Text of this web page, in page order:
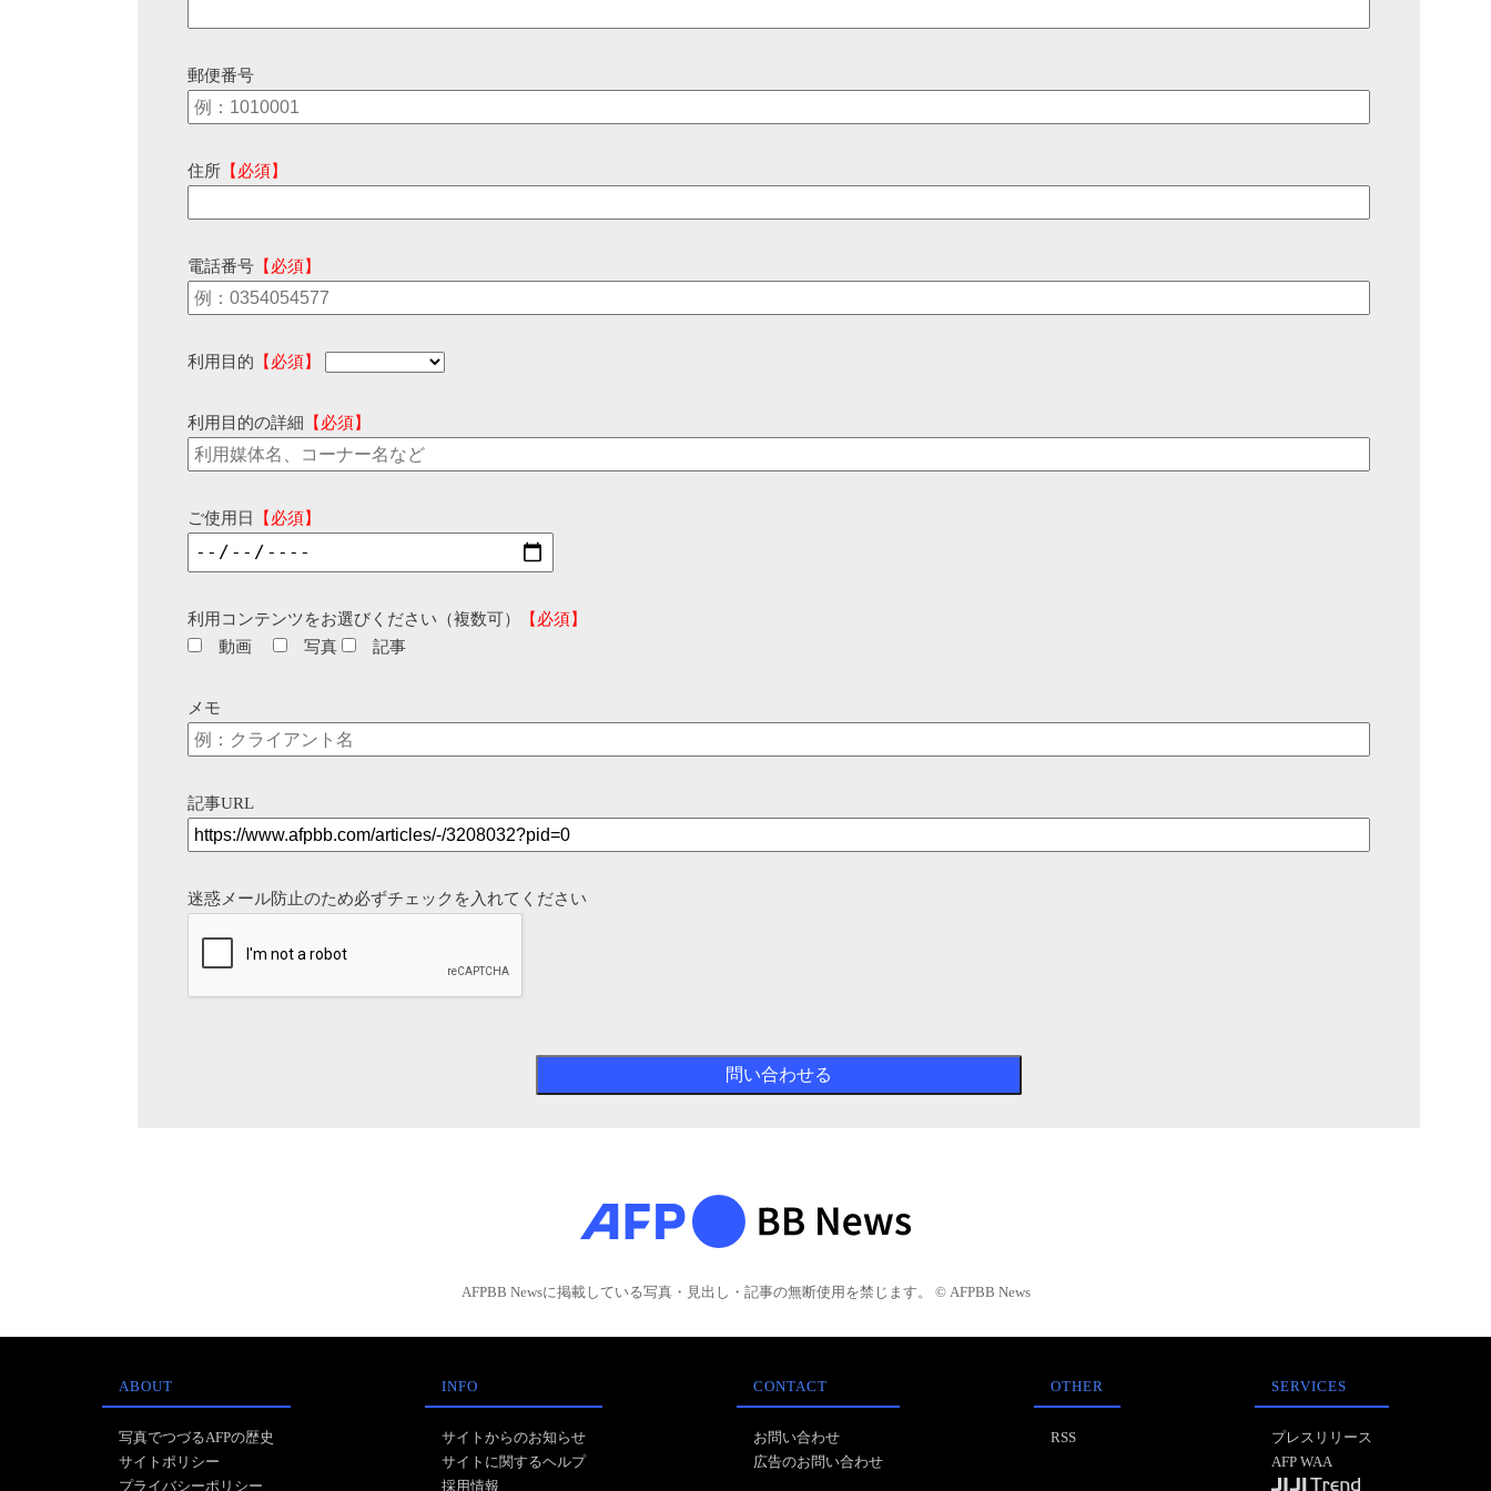
郵便番号
住所 【必須】
電話番号 【必須】
利用目的 【必須】
利用目的の詳細 【必須】
ご使用日 【必須】
利用コンテンツをお選びください（複数可）
【必須】
動画
写真 記事
メモ
記事URL
迷惑メール防止のため必ずチェックを入れてください
AFPBB Newsに掲載している写真・見出し・記事の無断使用を禁じます。 © AFPBB News
ABOUT
写真でつづるAFPの歴史
サイトポリシー
プライバシーポリシー
INFO
サイトからのお知らせ
サイトに関するヘルプ
採用情報
CONTACT
お問い合わせ
広告のお問い合わせ
OTHER
RSS
SERVICES
プレスリリース
AFP WAA